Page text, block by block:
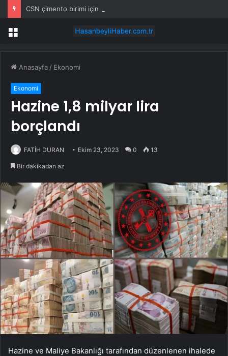
Menü
Anasayfa / Ekonomi
Ekonomi
Hazine 1,8 milyar lira
borçlandı
FATİH DURAN Ekim 23, 2023 0 13
Bir dakikadan az
Hazine ve Maliye Bakanlığı tarafından düzenlenen ihalede